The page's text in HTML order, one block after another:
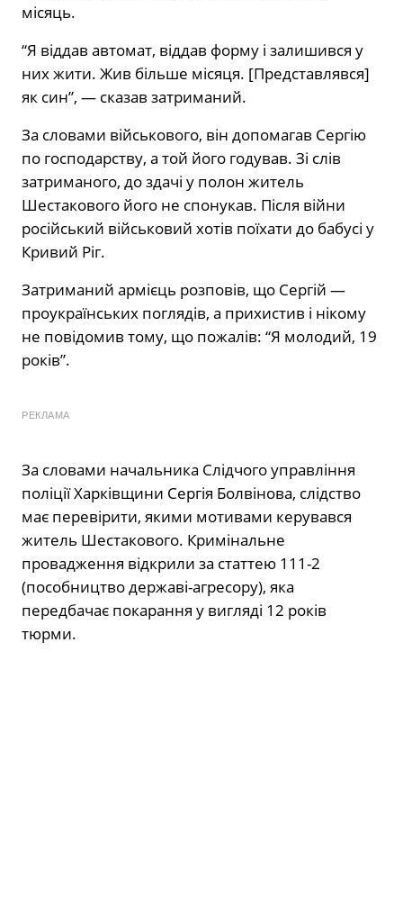
місяць.
“Я віддав автомат, віддав форму і залишився у
них жити. Жив більше місяця. [Представлявся]
як син”, — сказав затриманий.
За словами військового, він допомагав Сергію
по господарству, а той його годував. Зі слів
затриманого, до здачі у полон житель
Шестакового його не спонукав. Після війни
російський військовий хотів поїхати до бабусі у
Кривий Ріг.
Затриманий армієць розповів, що Сергій —
проукраїнських поглядів, а прихистив і нікому
не повідомив тому, що пожалів: “Я молодий, 19
років”.
РЕКЛАМА
За словами начальника Слідчого управління
поліції Харківщини Сергія Болвінова, слідство
має перевірити, якими мотивами керувався
житель Шестакового. Кримінальне
провадження відкрили за статтею 111-2
(пособництво державі-агресору), яка
передбачає покарання у вигляді 12 років
тюрми.